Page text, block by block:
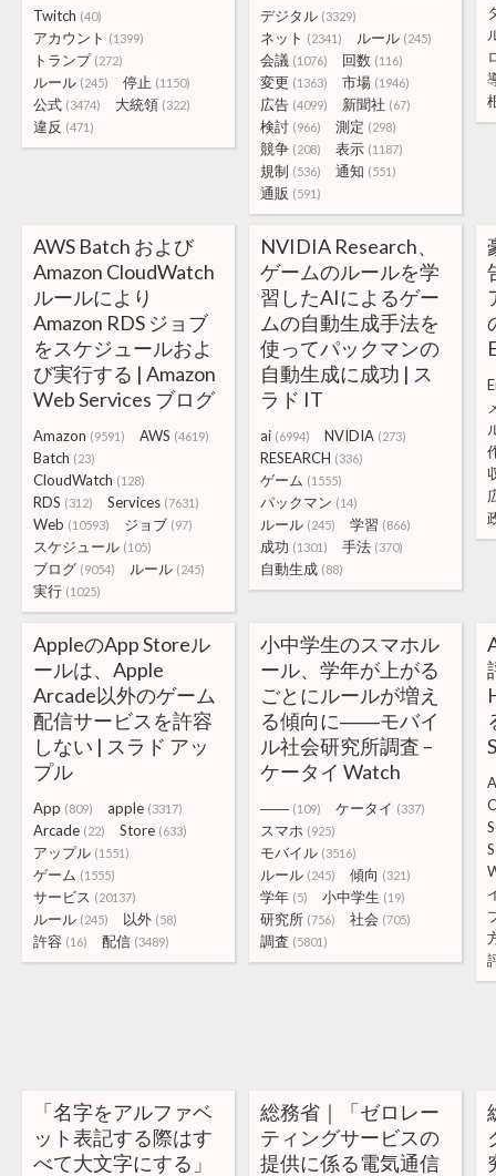
Twitch (40)
アカウント (1399)
トランプ (272)
ルール (245) 停止 (1150)
公式 (3474) 大統領 (322)
違反 (471)
デジタル (3329)
ネット (2341) ルール (245)
会議 (1076) 回数 (116)
変更 (1363) 市場 (1946)
広告 (4099) 新聞社 (67)
検討 (966) 測定 (298)
競争 (208) 表示 (1187)
規制 (536) 通知 (551)
通販 (591)
AWS Batch および
Amazon CloudWatch
ルールにより
Amazon RDS ジョブ
をスケジュールおよ
び実行する | Amazon
Web Services ブログ
Amazon (9591) AWS (4619)
Batch (23)
CloudWatch (128)
RDS (312) Services (7631)
Web (10593) ジョブ (97)
スケジュール (105)
ブログ (9054) ルール (245)
実行 (1025)
NVIDIA Research、
ゲームのルールを学
習したAIによるゲー
ムの自動生成手法を
使ってパックマンの
自動生成に成功 | ス
ラド IT
ai (6994) NVIDIA (273)
RESEARCH (336)
ゲーム (1555)
パックマン (14)
ルール (245) 学習 (866)
成功 (1301) 手法 (370)
自動生成 (88)
AppleのApp Storeル
ールは、Apple
Arcade以外のゲーム
配信サービスを許容
しない | スラド アッ
プル
App (809) apple (3317)
Arcade (22) Store (633)
アップル (1551)
ゲーム (1555)
サービス (20137)
ルール (245) 以外 (58)
許容 (16) 配信 (3489)
小中学生のスマホル
ール、学年が上がる
ごとにルールが増え
る傾向に――モバイ
ル社会研究所調査 –
ケータイ Watch
―― (109) ケータイ (337)
スマホ (925)
モバイル (3516)
ルール (245) 傾向 (321)
学年 (5) 小中学生 (19)
研究所 (756) 社会 (705)
調査 (5801)
「名字をアルファベ
ット表記する際はす
べて大文字にする」
総務省｜「ゼロレー
ティングサービスの
提供に係る電気通信